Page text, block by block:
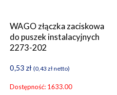
WAGO złączka zaciskowa
do puszek instalacyjnych
2273-202
0,53 zł (0,43 złnetto)
Dostępność: 1633.00